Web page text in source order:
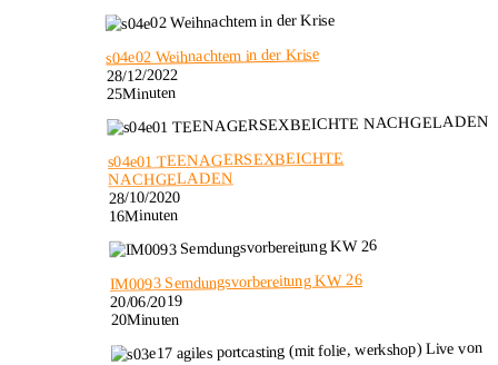
s04e02 Weihnachtem in der Krise
28/12/2022
25Minuten
s04e01 TEENAGERSEXBEICHTE
NACHGELADEN
28/10/2020
16Minuten
IM0093 Semdungsvorbereitung KW 26
20/06/2019
20Minuten